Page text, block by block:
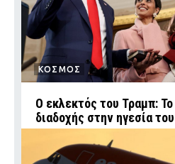
ΚΟΣΜΟΣ
Ο εκλεκτός του Τραμπ:
διαδοχής στην ηγεσία